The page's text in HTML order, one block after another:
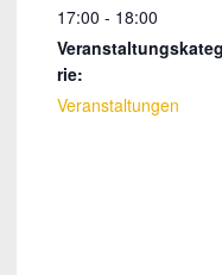
17:00 - 18:00
rie:
Veranstaltungen